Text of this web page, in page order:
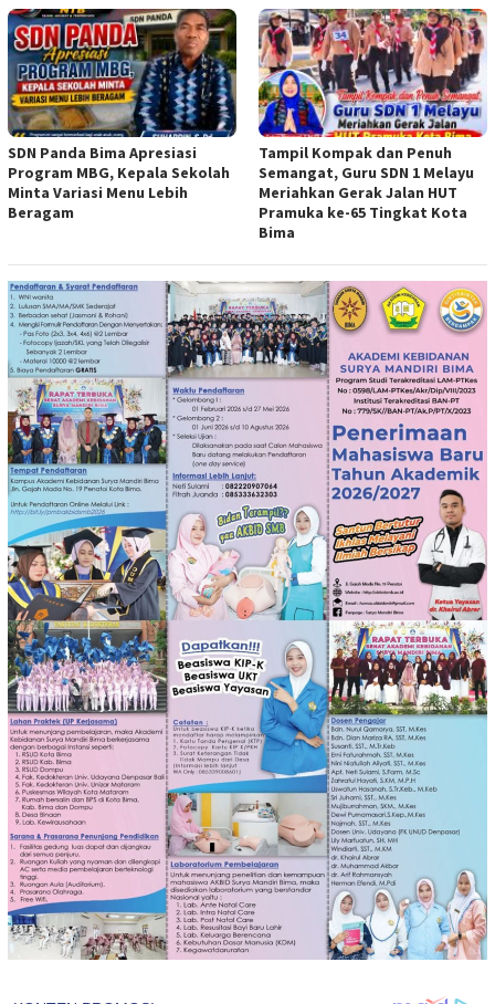
SDN Panda Bima Apresiasi
Program MBG, Kepala Sekolah
Minta Variasi Menu Lebih
Beragam
Tampil Kompak dan Penuh
Semangat, Guru SDN 1 Melayu
Meriahkan Gerak Jalan HUT
Pramuka ke-65 Tingkat Kota
Bima